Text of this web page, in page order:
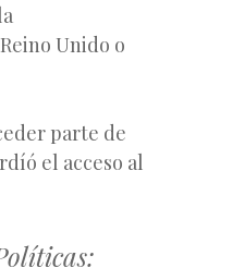
Unido o
parte de
el acceso al